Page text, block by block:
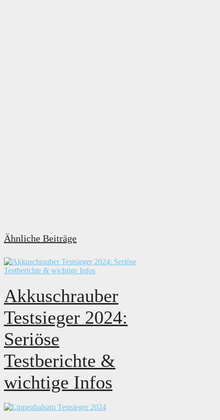
Ähnliche Beiträge
Akkuschrauber
Testsieger 2024:
Seriöse
Testberichte &
wichtige Infos